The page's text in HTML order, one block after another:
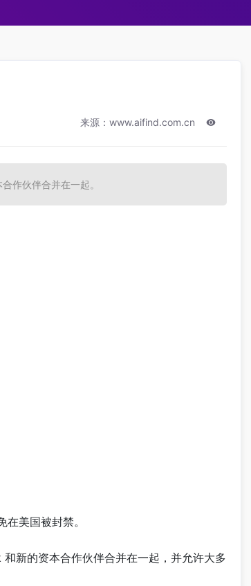
来源：www.aifind.com.cn
作伙伴合并在一起。
美国被封禁。
新的资本合作伙伴合并在一起，并允许大多